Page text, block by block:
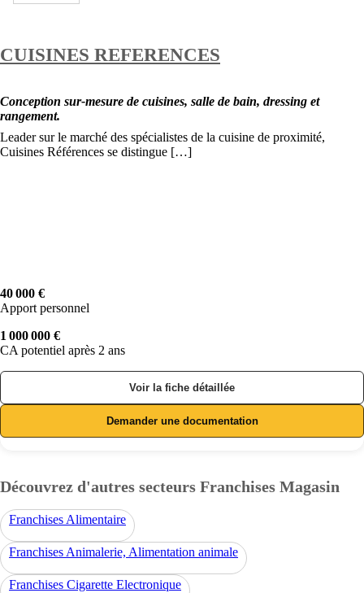
CUISINES REFERENCES
Conception sur-mesure de cuisines, salle de bain, dressing et
rangement.
Leader sur le marché des spécialistes de la cuisine de proximité,
Cuisines Références se distingue […]
40 000 €
Apport personnel
1 000 000 €
CA potentiel après 2 ans
Voir la fiche détaillée
Demander une documentation
Découvrez d'autres secteurs Franchises Magasin
Franchises Alimentaire
Franchises Animalerie, Alimentation animale
Franchises Cigarette Electronique